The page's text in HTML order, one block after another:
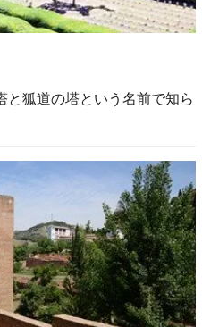
と狐道の塔という名前で知ら